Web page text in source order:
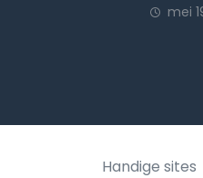
mei
Handige sites